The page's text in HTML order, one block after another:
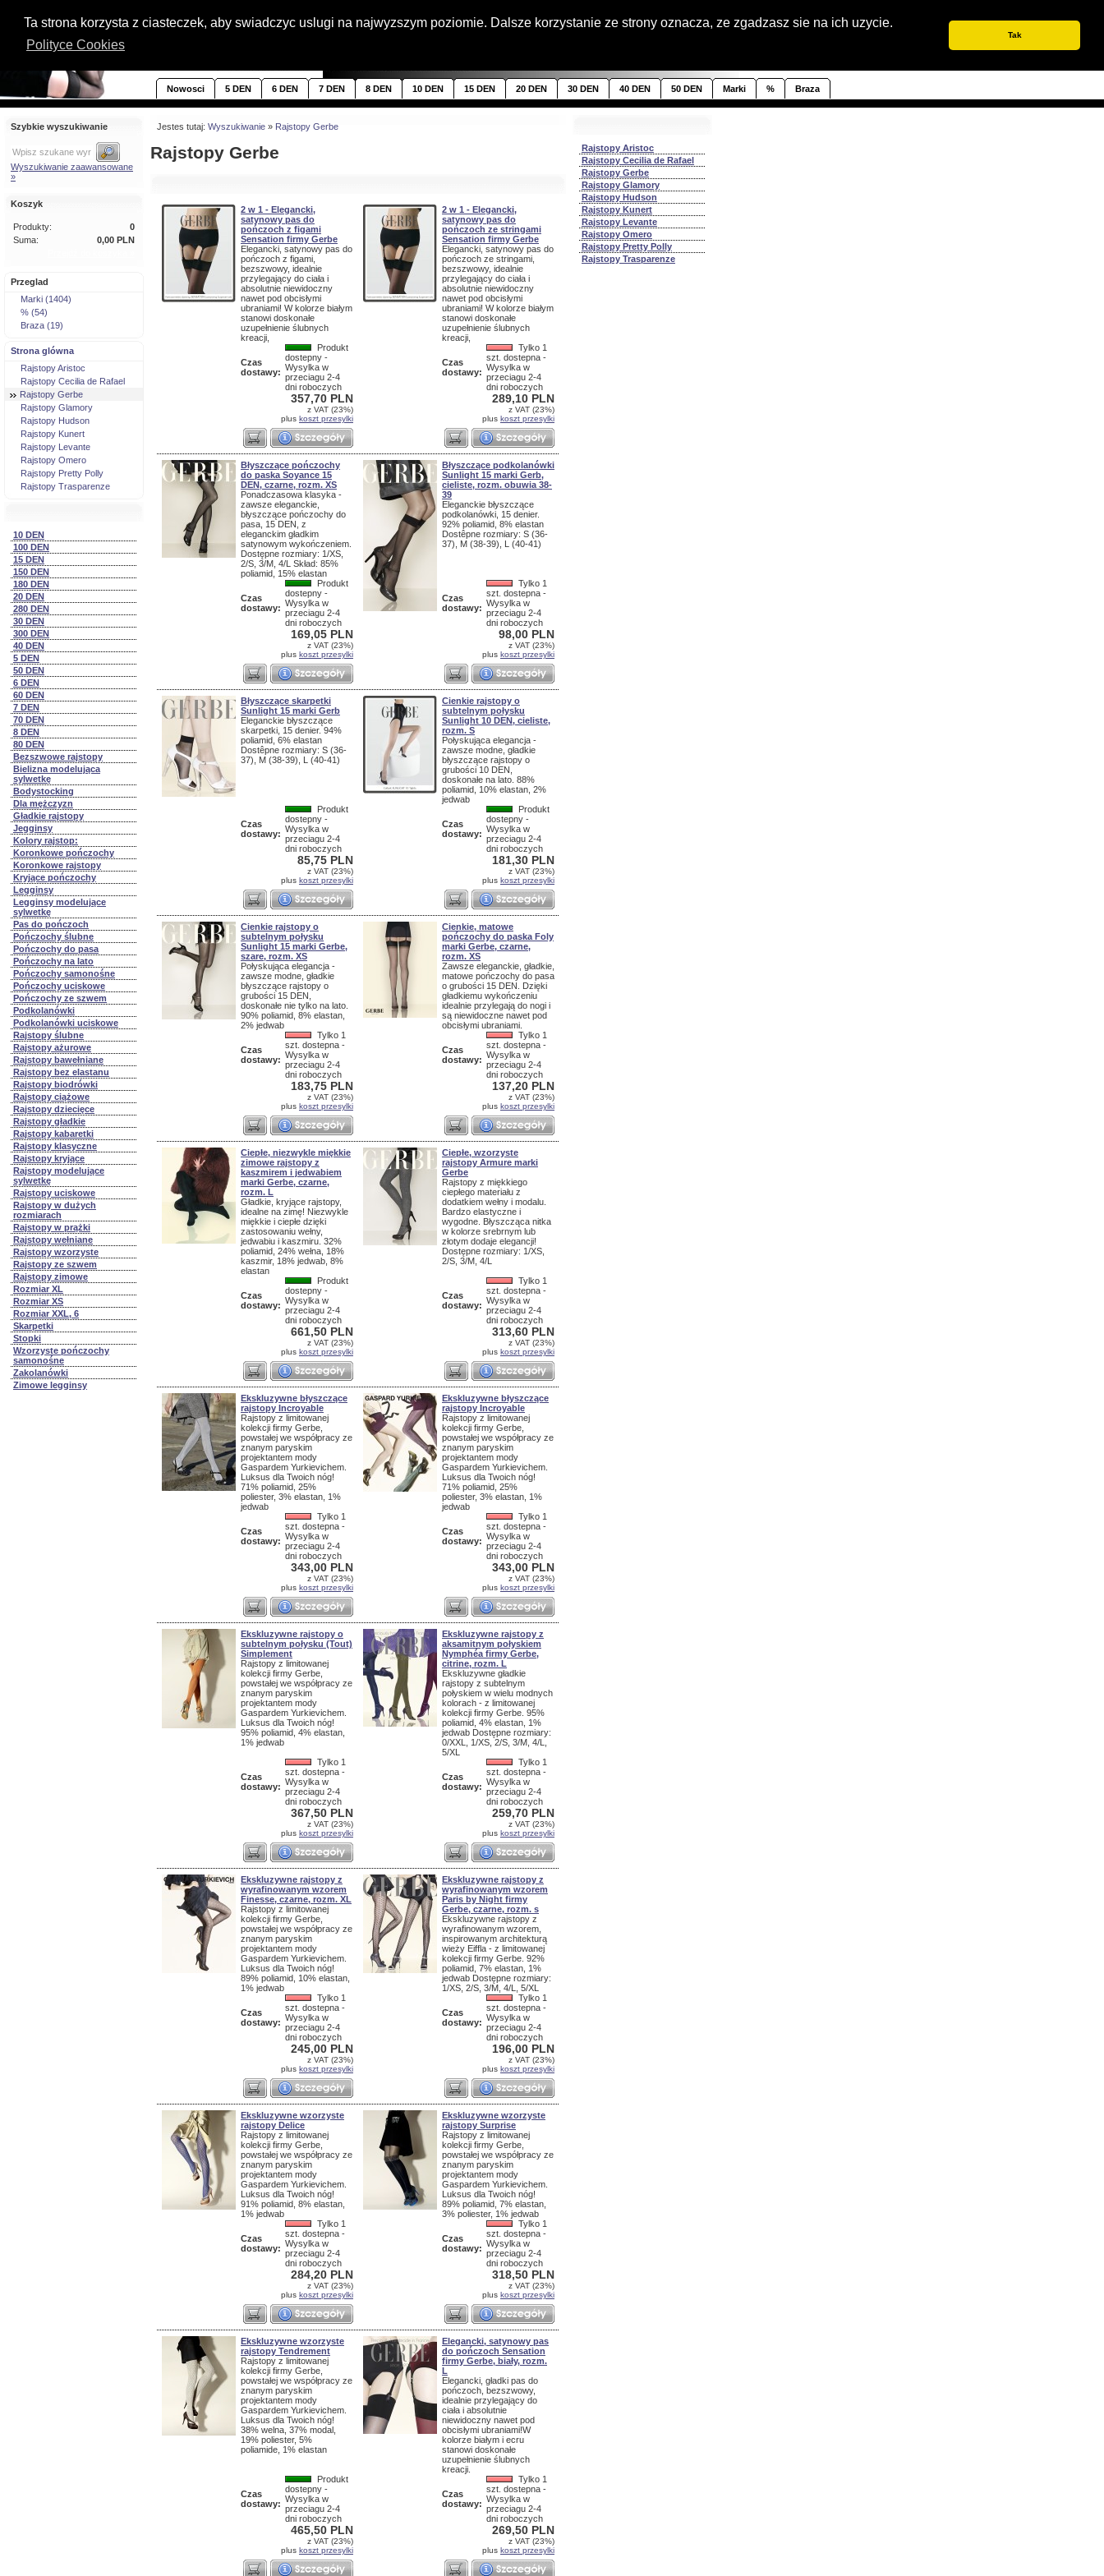
Ta strona korzysta z ciasteczek, aby swiadczyc uslugi na najwyzszym poziomie. Dalsze korzystanie ze strony oznacza, ze zgadzasz sie na ich uzycie.
Polityce Cookies
Tak
Nowosci 5 DEN 6 DEN 7 DEN 8 DEN 10 DEN 15 DEN 20 DEN 30 DEN 40 DEN 50 DEN Marki % Braza
Szybkie wyszukiwanie
Wyszukiwanie zaawansowane
»
Koszyk
Produkty:
0
Suma:
0,00 PLN
Przeglad
Marki (1404)
% (54)
Braza (19)
Strona glówna
Rajstopy Aristoc
Rajstopy Cecilia de Rafael
Rajstopy Gerbe
Rajstopy Glamory
Rajstopy Hudson
Rajstopy Kunert
Rajstopy Levante
Rajstopy Omero
Rajstopy Pretty Polly
Rajstopy Trasparenze
10 DEN
100 DEN
15 DEN
150 DEN
180 DEN
20 DEN
280 DEN
30 DEN
300 DEN
40 DEN
5 DEN
50 DEN
6 DEN
60 DEN
7 DEN
70 DEN
8 DEN
80 DEN
Bezszwowe rajstopy
Bielizna modelująca
sylwetkę
Bodystocking
Dla mężczyzn
Gładkie rajstopy
Jegginsy
Kolory rajstop:
Koronkowe pończochy
Koronkowe rajstopy
Kryjące pończochy
Legginsy
Legginsy modelujące
sylwetkę
Pas do pończoch
Pończochy ślubne
Pończochy do pasa
Pończochy na lato
Pończochy samonośne
Pończochy uciskowe
Pończochy ze szwem
Podkolanówki
Podkolanówki uciskowe
Rajstopy ślubne
Rajstopy ażurowe
Rajstopy bawełniane
Rajstopy bez elastanu
Rajstopy biodrówki
Rajstopy ciążowe
Rajstopy dziecięce
Rajstopy gładkie
Rajstopy kabaretki
Rajstopy klasyczne
Rajstopy kryjące
Rajstopy modelujące
sylwetkę
Rajstopy uciskowe
Rajstopy w dużych
rozmiarach
Rajstopy w prążki
Rajstopy wełniane
Rajstopy wzorzyste
Rajstopy ze szwem
Rajstopy zimowe
Rozmiar XL
Rozmiar XS
Rozmiar XXL, 6
Skarpetki
Stopki
Wzorzyste pończochy
samonośne
Zakolanówki
Zimowe legginsy
Jestes tutaj: Wyszukiwanie » Rajstopy Gerbe
Rajstopy Gerbe
2 w 1 - Elegancki,
satynowy pas do
pończoch z figami
Sensation firmy Gerbe
Elegancki, satynowy pas do
pończoch z figami,
bezszwowy, idealnie
przylegający do ciała i
absolutnie niewidoczny
nawet pod obcisłymi
ubraniami! W kolorze białym
stanowi doskonałe
uzupełnienie ślubnych
kreacji,
2 w 1 - Elegancki,
satynowy pas do
pończoch ze stringami
Sensation firmy Gerbe
Elegancki, satynowy pas do
pończoch ze stringami,
bezszwowy, idealnie
przylegający do ciała i
absolutnie niewidoczny
nawet pod obcisłymi
ubraniami! W kolorze białym
stanowi doskonałe
uzupełnienie ślubnych
kreacji,
Czas
dostawy:
Produkt
dostepny -
Wysylka w
przeciagu 2-4
dni roboczych
Czas
dostawy:
Tylko 1
szt. dostepna -
Wysylka w
przeciagu 2-4
dni roboczych
357,70 PLN
z VAT (23%)
plus koszt przesylki
289,10 PLN
z VAT (23%)
plus koszt przesylki
Błyszczące pończochy
do paska Soyance 15
DEN, czarne, rozm. XS
Ponadczasowa klasyka -
zawsze eleganckie,
błyszczące pończochy do
pasa, 15 DEN, z
eleganckim gładkim
satynowym wykończeniem.
Dostępne rozmiary: 1/XS,
2/S, 3/M, 4/L Skład: 85%
poliamid, 15% elastan
Błyszczące podkolanówki
Sunlight 15 marki Gerb,
cieliste, rozm. obuwia 38-
39
Eleganckie błyszczące
podkolanówki, 15 denier.
92% poliamid, 8% elastan
Dostêpne rozmiary: S (36-
37), M (38-39), L (40-41)
Czas
dostawy:
Produkt
dostepny -
Wysylka w
przeciagu 2-4
dni roboczych
Czas
dostawy:
Tylko 1
szt. dostepna -
Wysylka w
przeciagu 2-4
dni roboczych
169,05 PLN
z VAT (23%)
plus koszt przesylki
98,00 PLN
z VAT (23%)
plus koszt przesylki
Błyszczące skarpetki
Sunlight 15 marki Gerb
Eleganckie błyszczące
skarpetki, 15 denier. 94%
poliamid, 6% elastan
Dostêpne rozmiary: S (36-
37), M (38-39), L (40-41)
Cienkie rajstopy o
subtelnym połysku
Sunlight 10 DEN, cieliste,
rozm. S
Połyskująca elegancja -
zawsze modne, gładkie
błyszczące rajstopy o
grubości 10 DEN,
doskonałe na lato. 88%
poliamid, 10% elastan, 2%
jedwab
Czas
dostawy:
Produkt
dostepny -
Wysylka w
przeciagu 2-4
dni roboczych
Czas
dostawy:
Produkt
dostepny -
Wysylka w
przeciagu 2-4
dni roboczych
85,75 PLN
z VAT (23%)
plus koszt przesylki
181,30 PLN
z VAT (23%)
plus koszt przesylki
Cienkie rajstopy o
subtelnym połysku
Sunlight 15 marki Gerbe,
szare, rozm. XS
Połyskująca elegancja -
zawsze modne, gładkie
błyszczące rajstopy o
grubości 15 DEN,
doskonałe nie tylko na lato.
90% poliamid, 8% elastan,
2% jedwab
Cienkie, matowe
pończochy do paska Foly
marki Gerbe, czarne,
rozm. XS
Zawsze eleganckie, gładkie,
matowe pończochy do pasa
o grubości 15 DEN. Dzięki
gładkiemu wykończeniu
idealnie przylegają do nogi i
są niewidoczne nawet pod
obcisłymi ubraniami.
Czas
dostawy:
Tylko 1
szt. dostepna -
Wysylka w
przeciagu 2-4
dni roboczych
Czas
dostawy:
Tylko 1
szt. dostepna -
Wysylka w
przeciagu 2-4
dni roboczych
183,75 PLN
z VAT (23%)
plus koszt przesylki
137,20 PLN
z VAT (23%)
plus koszt przesylki
Ciepłe, niezwykle miękkie
zimowe rajstopy z
kaszmirem i jedwabiem
marki Gerbe, czarne,
rozm. L
Gładkie, kryjące rajstopy,
idealne na zimę! Niezwykle
miękkie i ciepłe dzięki
zastosowaniu wełny,
jedwabiu i kaszmiru. 32%
poliamid, 24% wełna, 18%
kaszmir, 18% jedwab, 8%
elastan
Ciepłe, wzorzyste
rajstopy Armure marki
Gerbe
Rajstopy z miękkiego
ciepłego materiału z
dodatkiem wełny i modalu.
Bardzo elastyczne i
wygodne. Błyszcząca nitka
w kolorze srebrnym lub
złotym dodaje elegancji!
Dostępne rozmiary: 1/XS,
2/S, 3/M, 4/L
Czas
dostawy:
Produkt
dostepny -
Wysylka w
przeciagu 2-4
dni roboczych
Czas
dostawy:
Tylko 1
szt. dostepna -
Wysylka w
przeciagu 2-4
dni roboczych
661,50 PLN
z VAT (23%)
plus koszt przesylki
313,60 PLN
z VAT (23%)
plus koszt przesylki
Ekskluzywne błyszczące
rajstopy Incroyable
Rajstopy z limitowanej
kolekcji firmy Gerbe,
powstałej we współpracy ze
znanym paryskim
projektantem mody
Gaspardem Yurkievichem.
Luksus dla Twoich nóg!
71% poliamid, 25%
poliester, 3% elastan, 1%
jedwab
Ekskluzywne błyszczące
rajstopy Incroyable
Rajstopy z limitowanej
kolekcji firmy Gerbe,
powstałej we współpracy ze
znanym paryskim
projektantem mody
Gaspardem Yurkievichem.
Luksus dla Twoich nóg!
71% poliamid, 25%
poliester, 3% elastan, 1%
jedwab
Czas
dostawy:
Tylko 1
szt. dostepna -
Wysylka w
przeciagu 2-4
dni roboczych
Czas
dostawy:
Tylko 1
szt. dostepna -
Wysylka w
przeciagu 2-4
dni roboczych
343,00 PLN
z VAT (23%)
plus koszt przesylki
343,00 PLN
z VAT (23%)
plus koszt przesylki
Ekskluzywne rajstopy o
subtelnym połysku (Tout)
Simplement
Rajstopy z limitowanej
kolekcji firmy Gerbe,
powstałej we współpracy ze
znanym paryskim
projektantem mody
Gaspardem Yurkievichem.
Luksus dla Twoich nóg!
95% poliamid, 4% elastan,
1% jedwab
Ekskluzywne rajstopy z
aksamitnym połyskiem
Nymphéa firmy Gerbe,
citrine, rozm. L
Ekskluzywne gładkie
rajstopy z subtelnym
połyskiem w wielu modnych
kolorach - z limitowanej
kolekcji firmy Gerbe. 95%
poliamid, 4% elastan, 1%
jedwab Dostępne rozmiary:
0/XXL, 1/XS, 2/S, 3/M, 4/L,
5/XL
Czas
dostawy:
Tylko 1
szt. dostepna -
Wysylka w
przeciagu 2-4
dni roboczych
Czas
dostawy:
Tylko 1
szt. dostepna -
Wysylka w
przeciagu 2-4
dni roboczych
367,50 PLN
z VAT (23%)
plus koszt przesylki
259,70 PLN
z VAT (23%)
plus koszt przesylki
Ekskluzywne rajstopy z
wyrafinowanym wzorem
Finesse, czarne, rozm. XL
Rajstopy z limitowanej
kolekcji firmy Gerbe,
powstałej we współpracy ze
znanym paryskim
projektantem mody
Gaspardem Yurkievichem.
Luksus dla Twoich nóg!
89% poliamid, 10% elastan,
1% jedwab
Ekskluzywne rajstopy z
wyrafinowanym wzorem
Paris by Night firmy
Gerbe, czarne, rozm. s
Ekskluzywne rajstopy z
wyrafinowanym wzorem,
inspirowanym architekturą
wieży Eiffla - z limitowanej
kolekcji firmy Gerbe. 92%
poliamid, 7% elastan, 1%
jedwab Dostępne rozmiary:
1/XS, 2/S, 3/M, 4/L, 5/XL
Czas
dostawy:
Tylko 1
szt. dostepna -
Wysylka w
przeciagu 2-4
dni roboczych
Czas
dostawy:
Tylko 1
szt. dostepna -
Wysylka w
przeciagu 2-4
dni roboczych
245,00 PLN
z VAT (23%)
plus koszt przesylki
196,00 PLN
z VAT (23%)
plus koszt przesylki
Ekskluzywne wzorzyste
rajstopy Delice
Rajstopy z limitowanej
kolekcji firmy Gerbe,
powstałej we współpracy ze
znanym paryskim
projektantem mody
Gaspardem Yurkievichem.
Luksus dla Twoich nóg!
91% poliamid, 8% elastan,
1% jedwab
Ekskluzywne wzorzyste
rajstopy Surprise
Rajstopy z limitowanej
kolekcji firmy Gerbe,
powstałej we współpracy ze
znanym paryskim
projektantem mody
Gaspardem Yurkievichem.
Luksus dla Twoich nóg!
89% poliamid, 7% elastan,
3% poliester, 1% jedwab
Czas
dostawy:
Tylko 1
szt. dostepna -
Wysylka w
przeciagu 2-4
dni roboczych
Czas
dostawy:
Tylko 1
szt. dostepna -
Wysylka w
przeciagu 2-4
dni roboczych
284,20 PLN
z VAT (23%)
plus koszt przesylki
318,50 PLN
z VAT (23%)
plus koszt przesylki
Ekskluzywne wzorzyste
rajstopy Tendrement
Rajstopy z limitowanej
kolekcji firmy Gerbe,
powstałej we współpracy ze
znanym paryskim
projektantem mody
Gaspardem Yurkievichem.
Luksus dla Twoich nóg!
38% welna, 37% modal,
19% poliester, 5%
poliamide, 1% elastan
Elegancki, satynowy pas
do pończoch Sensation
firmy Gerbe, biały, rozm.
L
Elegancki, gładki pas do
pończoch, bezszwowy,
idealnie przylegający do
ciała i absolutnie
niewidoczny nawet pod
obcisłymi ubraniami!W
kolorze białym i ecru
stanowi doskonałe
uzupełnienie ślubnych
kreacji.
Czas
dostawy:
Produkt
dostepny -
Wysylka w
przeciagu 2-4
dni roboczych
Czas
dostawy:
Tylko 1
szt. dostepna -
Wysylka w
przeciagu 2-4
dni roboczych
465,50 PLN
z VAT (23%)
plus koszt przesylki
269,50 PLN
z VAT (23%)
plus koszt przesylki
Rajstopy Aristoc
Rajstopy Cecilia de Rafael
Rajstopy Gerbe
Rajstopy Glamory
Rajstopy Hudson
Rajstopy Kunert
Rajstopy Levante
Rajstopy Omero
Rajstopy Pretty Polly
Rajstopy Trasparenze